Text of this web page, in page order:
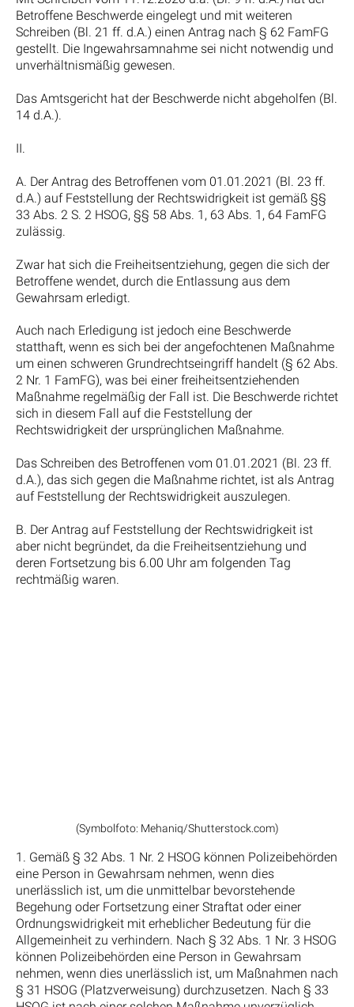
Betroffene Beschwerde eingelegt und mit weiteren
Schreiben (Bl. 21 ff. d.A.) einen Antrag nach § 62 FamFG
gestellt. Die Ingewahrsamnahme sei nicht notwendig und
unverhältnismäßig gewesen.
Das Amtsgericht hat der Beschwerde nicht abgeholfen (Bl.
14 d.A.).
II.
A. Der Antrag des Betroffenen vom 01.01.2021 (Bl. 23 ff.
d.A.) auf Feststellung der Rechtswidrigkeit ist gemäß §§
33 Abs. 2 S. 2 HSOG, §§ 58 Abs. 1, 63 Abs. 1, 64 FamFG
zulässig.
Zwar hat sich die Freiheitsentziehung, gegen die sich der
Betroffene wendet, durch die Entlassung aus dem
Gewahrsam erledigt.
Auch nach Erledigung ist jedoch eine Beschwerde
statthaft, wenn es sich bei der angefochtenen Maßnahme
um einen schweren Grundrechtseingriff handelt (§ 62 Abs.
2 Nr. 1 FamFG), was bei einer freiheitsentziehenden
Maßnahme regelmäßig der Fall ist. Die Beschwerde richtet
sich in diesem Fall auf die Feststellung der
Rechtswidrigkeit der ursprünglichen Maßnahme.
Das Schreiben des Betroffenen vom 01.01.2021 (Bl. 23 ff.
d.A.), das sich gegen die Maßnahme richtet, ist als Antrag
auf Feststellung der Rechtswidrigkeit auszulegen.
B. Der Antrag auf Feststellung der Rechtswidrigkeit ist
aber nicht begründet, da die Freiheitsentziehung und
deren Fortsetzung bis 6.00 Uhr am folgenden Tag
rechtmäßig waren.
(Symbolfoto: Mehaniq/Shutterstock.com)
1. Gemäß § 32 Abs. 1 Nr. 2 HSOG können Polizeibehörden
eine Person in Gewahrsam nehmen, wenn dies
unerlässlich ist, um die unmittelbar bevorstehende
Begehung oder Fortsetzung einer Straftat oder einer
Ordnungswidrigkeit mit erheblicher Bedeutung für die
Allgemeinheit zu verhindern. Nach § 32 Abs. 1 Nr. 3 HSOG
können Polizeibehörden eine Person in Gewahrsam
nehmen, wenn dies unerlässlich ist, um Maßnahmen nach
§ 31 HSOG (Platzverweisung) durchzusetzen. Nach § 33